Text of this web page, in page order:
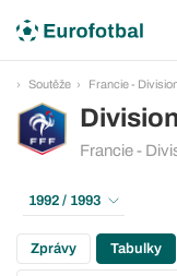
Soutěže Francie -
Francie -
1992 / 1993
Zprávy Tabulky